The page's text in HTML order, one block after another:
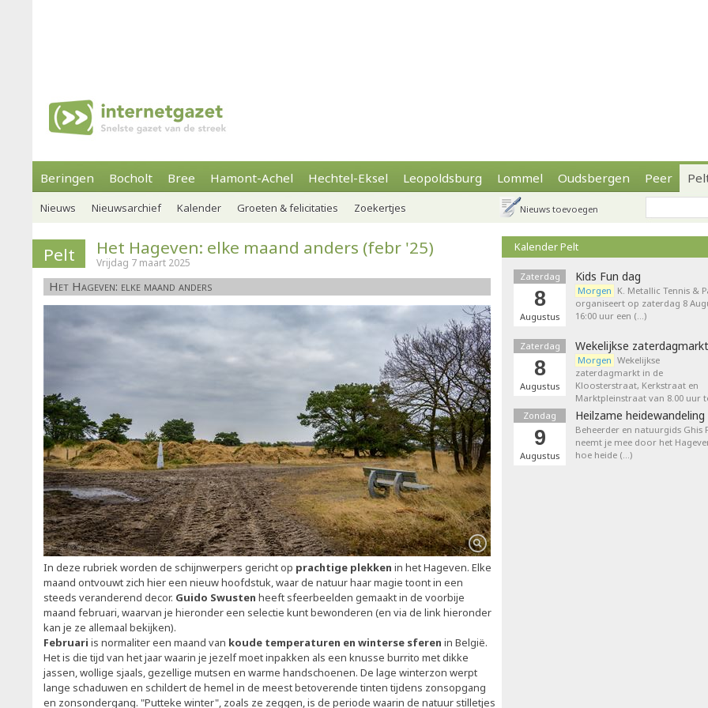
Beringen Bocholt Bree Hamont-Achel Hechtel-Eksel Leopoldsburg Lommel Oudsbergen Peer
Nieuws Nieuwsarchief Kalender Groeten & felicitaties Zoekertjes Nieuws toevoegen
Pelt Het Hageven: elke maand anders (febr '25)
Vrijdag 7 maart 2025
Het Hageven: elke maand anders
In deze rubriek worden de schijnwerpers gericht op prachtige plekken in het Hageven. Elke
maand ontvouwt zich hier een nieuw hoofdstuk, waar de natuur haar magie toont in een
steeds veranderend decor. Guido Swusten heeft sfeerbeelden gemaakt in de voorbije
maand februari, waarvan je hieronder een selectie kunt bewonderen (en via de link hieronder
kan je ze allemaal bekijken).
Februari is normaliter een maand van koude temperaturen en winterse sferen in België.
Het is die tijd van het jaar waarin je jezelf moet inpakken als een knusse burrito met dikke
jassen, wollige sjaals, gezellige mutsen en warme handschoenen. De lage winterzon werpt
lange schaduwen en schildert de hemel in de meest betoverende tinten tijdens zonsopgang
en zonsondergang. "Putteke winter", zoals ze zeggen, is de periode waarin de natuur stilletjes
Kalender Pelt
Zaterdag
8
Augustus
Kids Fun dag
Morgen K. Metallic Tennis &
organiseert op zaterdag 8
16:00 uur een (…)
Zaterdag
8
Augustus
Wekelijkse zaterdagmarkt
Morgen Wekelijkse
zaterdagmarkt in de
Kloosterstraat, Kerkstraat en
Marktpleinstraat van 8.00 uur
Zondag
9
Augustus
Heilzame
Beheerder en natuurgids Ghis
neemt je mee door het
hoe heide (…)